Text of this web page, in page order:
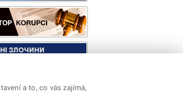
a to, co vás zajímá,